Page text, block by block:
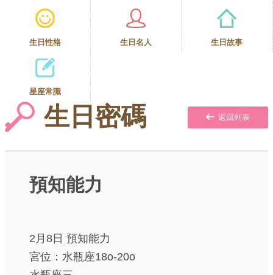
生日性格 生日名人 生日故事
星座常識
生日密碼 返回列表
預知能力
2月8日 預知能力
宮位：水瓶座18o-20o